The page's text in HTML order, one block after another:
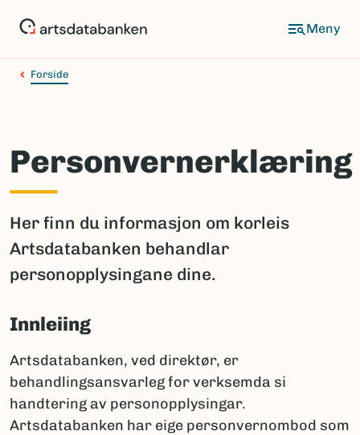
Forside
Personvernerklæring
Her finn du informasjon om korleis
Artsdatabanken behandlar
personopplysingane dine.
Innleiing
Artsdatabanken, ved direktør, er
behandlingsansvarleg for verksemda si
handtering av personopplysingar.
Artsdatabanken har eige personvernombod som